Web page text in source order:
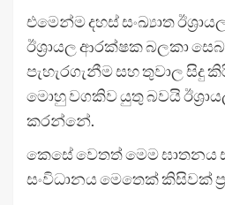
එමෙන්ම දහස් සංඛ්‍යාත
ඊශ්‍රායල ආරක්ෂක බලකා
පැහැරගැනීම සහ තුවාල සිදු
මොහු වගකිව යුතු බවයි
කරන්නේ.
කෙසේ වෙතත් මෙම ඝාතනය
සංවිධානය මෙතෙක් කිසිවක්